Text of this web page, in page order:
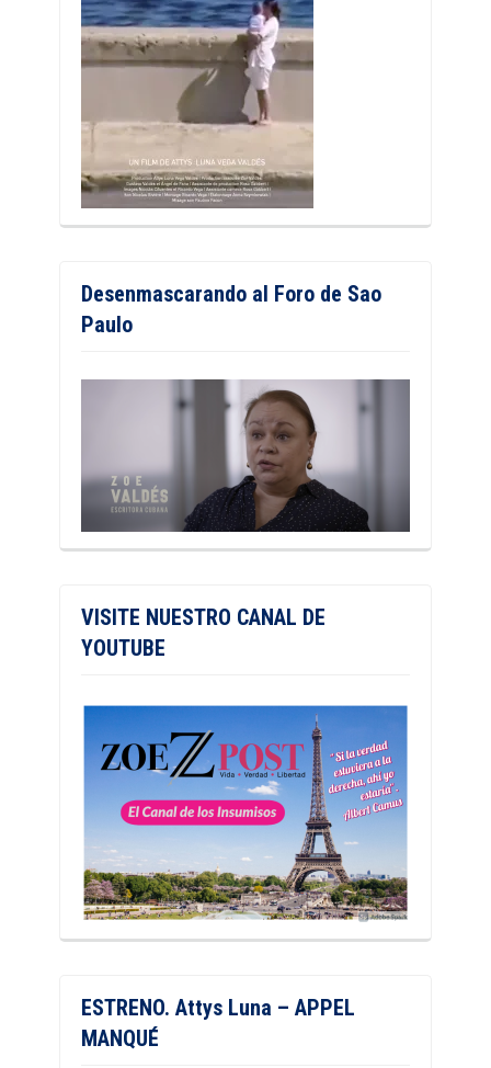
Desenmascarando al Foro de Sao
Paulo
VISITE NUESTRO CANAL DE
YOUTUBE
ESTRENO. Attys Luna – APPEL
MANQUÉ